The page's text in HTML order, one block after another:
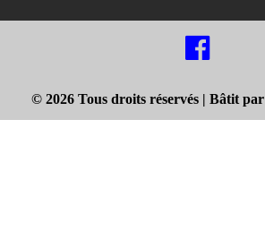
© 2026 Tous droits réservés | Bâtit par